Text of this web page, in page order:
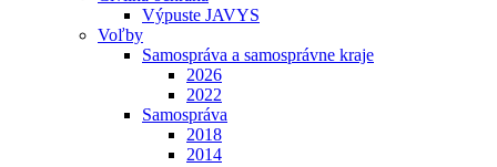
Výpuste JAVYS
Voľby
Samospráva a samosprávne kraje
2026
2022
Samospráva
2018
2014